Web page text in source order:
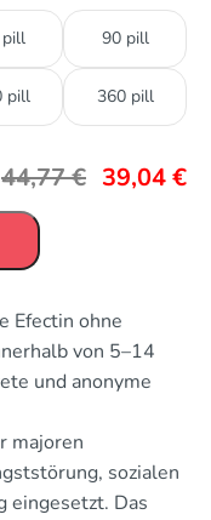
90 pill
pill 360 pill
44,77€ 39,04€
Efectin ohne
von 5–14
und anonyme
majoren
sozialen
eingesetzt. Das